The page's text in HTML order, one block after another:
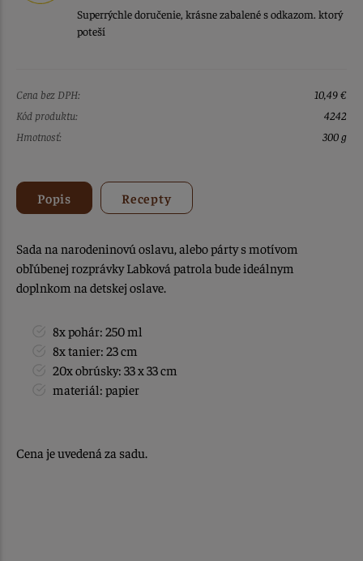
Superrýchle doručenie, krásne zabalené s odkazom. ktorý
poteší
Cena bez DPH:
10,49 €
Kód produktu:
4242
Hmotnosť:
300 g
Popis Recepty
Sada na narodeninovú oslavu, alebo párty s motívom
obľúbenej rozprávky Labková patrola bude ideálnym
doplnkom na detskej oslave.
8x pohár: 250 ml
8x tanier: 23 cm
20x obrúsky: 33 x 33 cm
materiál: papier
Cena je uvedená za sadu.